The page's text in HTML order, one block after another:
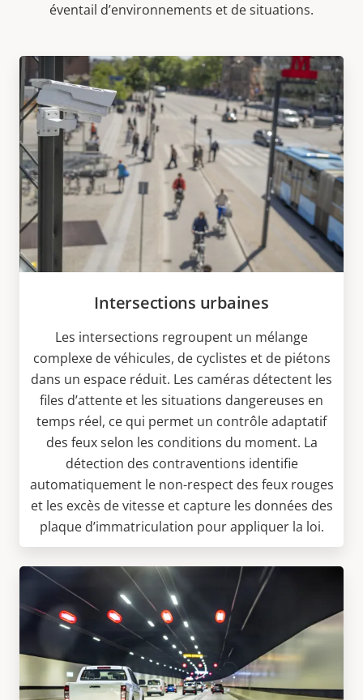
éventail d’environnements et de situations.
Intersections urbaines
Les intersections regroupent un mélange
complexe de véhicules, de cyclistes et de piétons
dans un espace réduit. Les caméras détectent les
files d’attente et les situations dangereuses en
temps réel, ce qui permet un contrôle adaptatif
des feux selon les conditions du moment. La
détection des contraventions identifie
automatiquement le non-respect des feux rouges
et les excès de vitesse et capture les données des
plaque d’immatriculation pour appliquer la loi.